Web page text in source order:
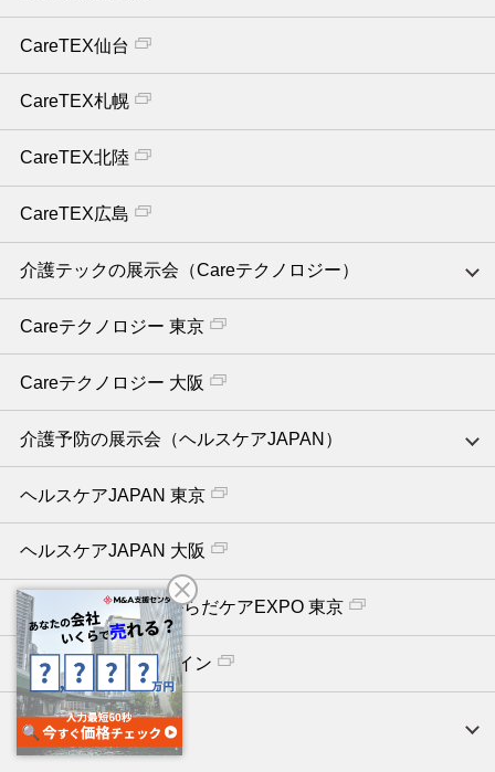
CareTEX仙台
CareTEX札幌
CareTEX北陸
CareTEX広島
介護テックの展示会（Careテクノロジー）
Careテクノロジー 東京
Careテクノロジー 大阪
介護予防の展示会（ヘルスケアJAPAN）
ヘルスケアJAPAN 東京
ヘルスケアJAPAN 大阪
健康施術の展示会 からだケアEXPO 東京
CareTEX365オンライン
【人材採用分野】